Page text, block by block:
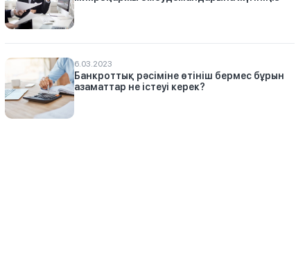
6.03.2023
Банкроттық рәсіміне өтініш бермес бұрын
азаматтар не істеуі керек?